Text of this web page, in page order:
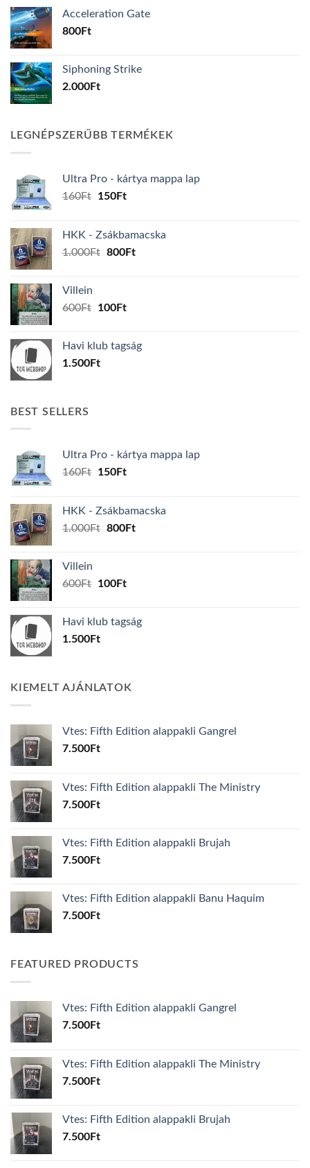
Acceleration Gate
800Ft
Siphoning Strike
2.000Ft
LEGNÉPSZERŰBB TERMÉKEK
Ultra Pro - kártya mappa lap
160Ft
Original
160Ft.
150FtCurrent
150Ft.
HKK - Zsákbamacska
1.000Ft Original
800FtCurrent
Villein
600Ft
Original
600Ft.
100FtCurrent
100Ft.
Havi klub tagság
1.500Ft
BEST SELLERS
Ultra Pro - kártya mappa lap
160Ft
Original
160Ft.
150FtCurrent
150Ft.
HKK - Zsákbamacska
1.000Ft Original
800FtCurrent
Villein
600Ft
Original
600Ft.
100FtCurrent
100Ft.
Havi klub tagság
1.500Ft
KIEMELT AJÁNLATOK
Vtes: Fifth Edition alappakli Gangrel
7.500Ft
Vtes: Fifth Edition alappakli The Ministry
7.500Ft
Vtes: Fifth Edition alappakli Brujah
7.500Ft
Vtes: Fifth Edition alappakli Banu Haquim
7.500Ft
FEATURED PRODUCTS
Vtes: Fifth Edition alappakli Gangrel
7.500Ft
Vtes: Fifth Edition alappakli The Ministry
7.500Ft
Vtes: Fifth Edition alappakli Brujah
7.500Ft